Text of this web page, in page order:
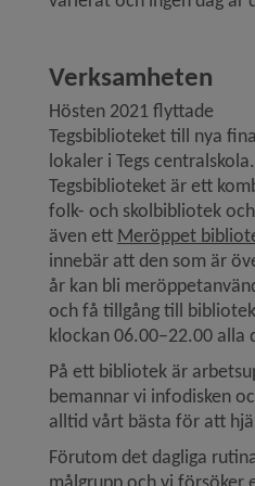
Johanna arbetar som
Verksamheten
Hösten 2021 flyttade
Tegsbiblioteket till nya fina
lokaler i Tegs centralskola.
Tegsbiblioteket är ett
folk- och skolbibliotek
även ett Meröppet
innebär att den som är
år kan bli
och få tillgång till
klockan 06.00–22.00 alla
På ett bibliotek är
bemannar vi infodisken
alltid vårt bästa för att
Förutom det dagliga